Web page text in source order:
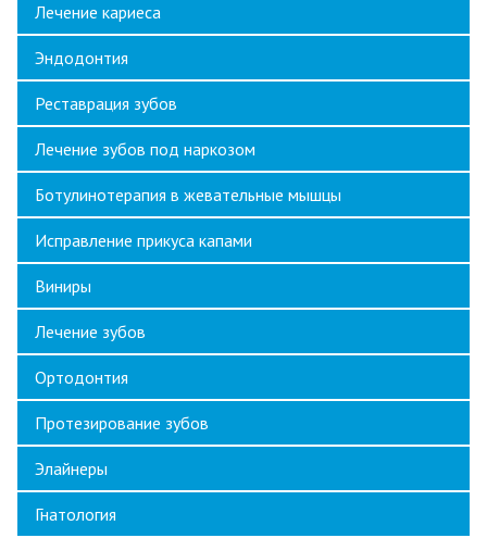
Лечение кариеса
Эндодонтия
Реставрация зубов
Лечение зубов под наркозом
Ботулинотерапия в жевательные мышцы
Исправление прикуса капами
Виниры
Лечение зубов
Ортодонтия
Протезирование зубов
Элайнеры
Гнатология